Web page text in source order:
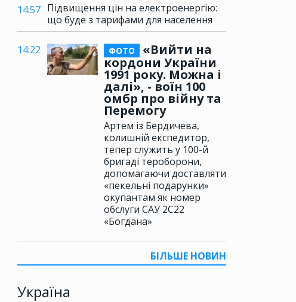
14:57 Підвищення цін на електроенергію:
що буде з тарифами для населення
14:22 ФОТО
«Вийти на
кордони України
1991 року. Можна і
далі», - воїн 100
омбр про війну та
Перемогу
Артем із Бердичева,
колишній експедитор,
тепер служить у 100-й
бригаді тероборони,
допомагаючи доставляти
«пекельні подарунки»
окупантам як номер
обслуги САУ 2С22
«Богдана»
БІЛЬШЕ НОВИН
Україна